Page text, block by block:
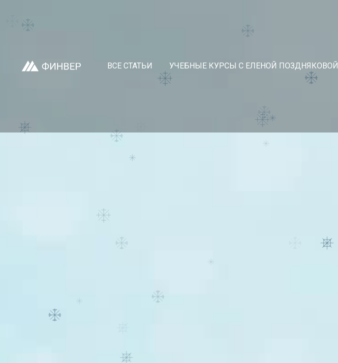
ВСЕ СТАТЬИ УЧЕБНЫЕ КУРСЫ С ЕЛЕНОЙ ПОЗДНЯКОВОЙ